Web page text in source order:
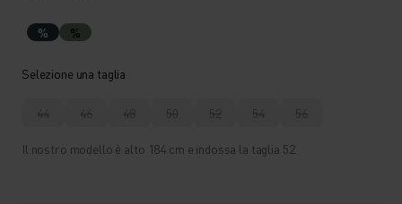
% %
Selezione una taglia
44 46 48 50 52 54 56
Il nostro modello è alto 184 cm e indossa la taglia 52.